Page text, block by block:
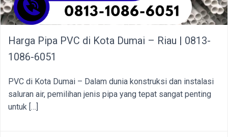
Harga Pipa PVC di Kota Dumai – Riau | 0813-
1086-6051
PVC di Kota Dumai – Dalam dunia konstruksi dan instalasi
saluran air, pemilihan jenis pipa yang tepat sangat penting
untuk […]